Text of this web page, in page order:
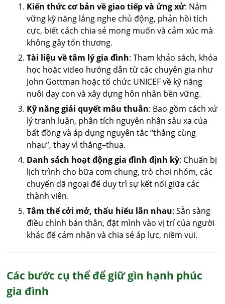
Kiến thức cơ bản về giao tiếp và ứng xử: Nắm
vững kỹ năng lắng nghe chủ động, phản hồi tích
cực, biết cách chia sẻ mong muốn và cảm xúc mà
không gây tổn thương.
Tài liệu về tâm lý gia đình: Tham khảo sách, khóa
học hoặc video hướng dẫn từ các chuyên gia như
John Gottman hoặc tổ chức UNICEF về kỹ năng
nuôi dạy con và xây dựng hôn nhân bền vững.
Kỹ năng giải quyết mâu thuẫn: Bao gồm cách xử
lý tranh luận, phân tích nguyên nhân sâu xa của
bất đồng và áp dụng nguyên tắc “thắng cùng
nhau”, thay vì thắng–thua.
Danh sách hoạt động gia đình định kỳ: Chuẩn bị
lịch trình cho bữa cơm chung, trò chơi nhóm, các
chuyến dã ngoại để duy trì sự kết nối giữa các
thành viên.
Tâm thế cởi mở, thấu hiểu lẫn nhau: Sẵn sàng
điều chỉnh bản thân, đặt mình vào vị trí của người
khác để cảm nhận và chia sẻ áp lực, niềm vui.
Các bước cụ thể để giữ gìn hạnh phúc
gia đình